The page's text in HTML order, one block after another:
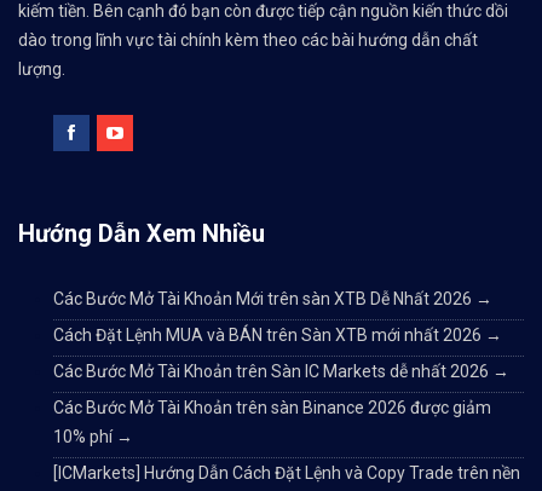
kiếm tiền. Bên cạnh đó bạn còn được tiếp cận nguồn kiến thức dồi
dào trong lĩnh vực tài chính kèm theo các bài hướng dẫn chất
lượng.
Hướng Dẫn Xem Nhiều
Các Bước Mở Tài Khoản Mới trên sàn XTB Dễ Nhất 2026 →
Cách Đặt Lệnh MUA và BÁN trên Sàn XTB mới nhất 2026 →
Các Bước Mở Tài Khoản trên Sàn IC Markets dễ nhất 2026 →
Các Bước Mở Tài Khoản trên sàn Binance 2026 được giảm
10% phí →
[ICMarkets] Hướng Dẫn Cách Đặt Lệnh và Copy Trade trên nền